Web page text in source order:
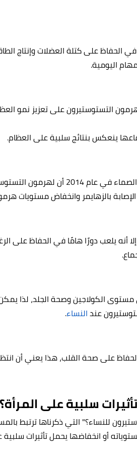
الحفاظ على كتلة العضلات وإنتاج
اليومية.
التستوستيرون على تعزيز نمو
ينعكس بنتائج سلبية على العظام.
أُجريت في جمعية الغدد الصماء في
بالزهايمر وانخفاض مستويات
أنه يلعب دورًا هامًا في الحفاظ على
الكولاجين وصحة الجلد، لذا
عندالنساء.
على صحة القلب، هذا يعني أن
سلبية على المرأة؟
للنساء؟" التي ذكرناها ترتبط
أو انخفاضها يحمل تأثيرات